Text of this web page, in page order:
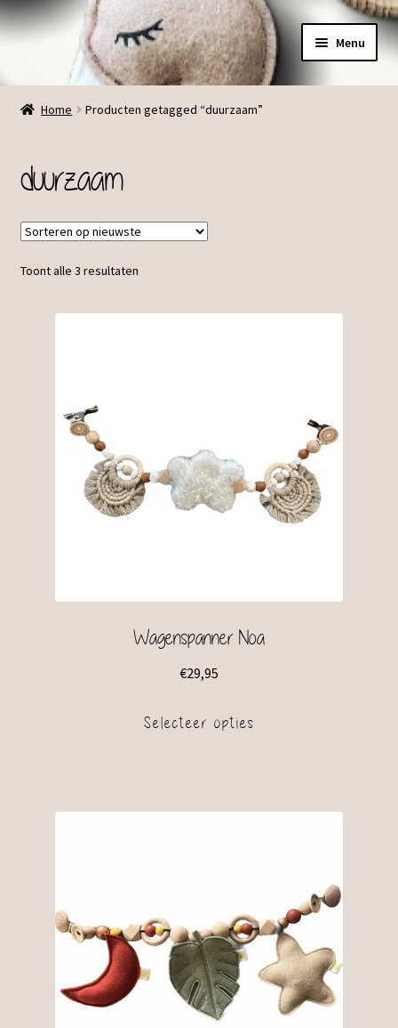
Ga
navigatie
Ga
de
inhoud
Menu
Menu
Home Producten getagged “duurzaam”
duurzaam
Toont alle 3 resultaten
Wagenspanner Noa
€29,95
Selecteer opties